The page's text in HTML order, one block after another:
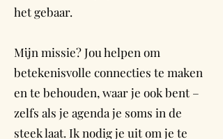
het gebaar.
Mijn missie? Jou helpen om
betekenisvolle connecties te maken
en te behouden, waar je ook bent –
zelfs als je agenda je soms in de
steek laat. Ik nodig je uit om je te